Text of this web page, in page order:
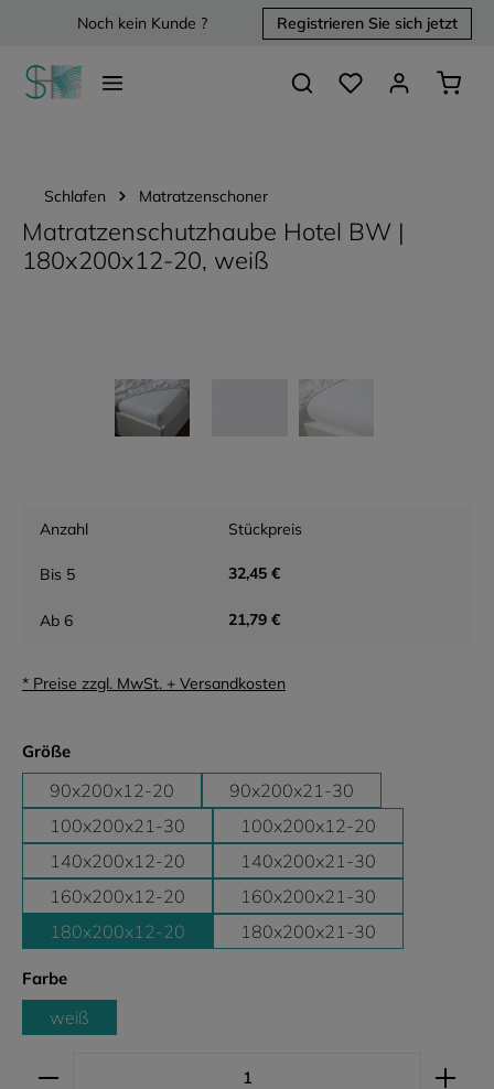
springenNoch kein Kunde ? Registrieren Sie sich jetzt
Du hast 0 Produkte
Schlafen Matratzenschoner
Matratzenschutzhaube Hotel BW |
180x200x12-20, weiß
Anzahl Stückpreis
Bis 5 32,45 €
Ab 6 21,79 €
* Preise zzgl. MwSt. + Versandkosten
Größeauswählen
90x200x12-20
90x200x21-30
100x200x21-30
100x200x12-20
140x200x12-20
140x200x21-30
160x200x12-20
160x200x21-30
180x200x12-20
180x200x21-30
Farbeauswählen
weiß
Produkt Anzahl: Gib den gewünschten Wert ein